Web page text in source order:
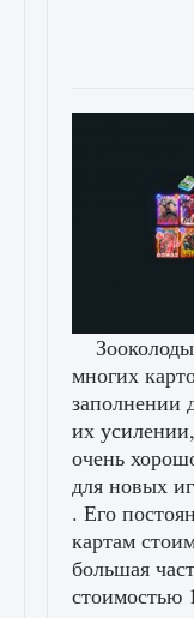
многих
заполнении
их
очень
для новых
. Его
картам
большая
стоимостью